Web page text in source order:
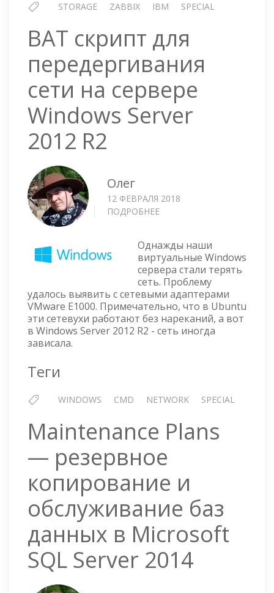
STORAGE ZABBIX IBM SPECIAL
BAT скрипт для
передергивания
сети на сервере
Windows Server
2012 R2
Олег
12 ФЕВРАЛЯ 2018
ПОДРОБНЕЕ
ДЛЯ
ПЕРЕДЕРГИВАНИЯ
СЕТИ
НА
СЕРВЕРЕ
WINDOWS
SERVER
Однажды наши
виртуальные Windows
сервера стали терять
сеть. Проблему
удалось выявить с сетевыми адаптерами
VMware E1000. Примечательно, что в Ubuntu
эти сетевухи работают без нареканий, а вот
в Windows Server 2012 R2 - сеть иногда
зависала.
Теги
WINDOWS CMD NETWORK SPECIAL
Maintenance Plans
— резервное
копирование и
обслуживание баз
данных в Microsoft
SQL Server 2014